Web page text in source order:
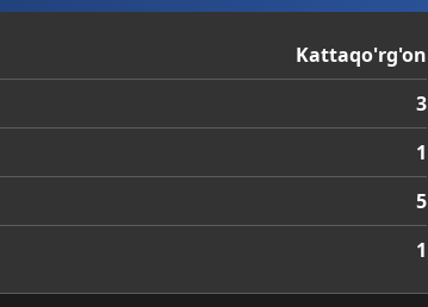
Kattaqo'rg'on
3
1
5
1